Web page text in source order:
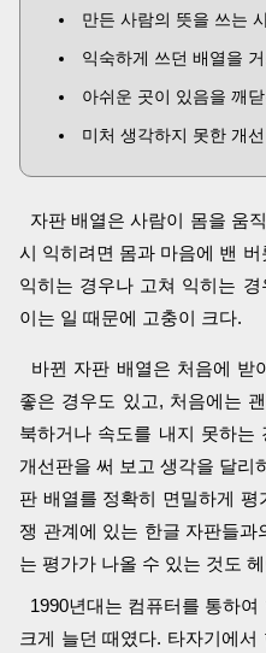
만든 사람의 뜻을 쓰는
익숙하게 쓰던 배열을
아쉬운 곳이 있음을 깨
미처 생각하지 못한 개
자판 배열은 사람이 몸을 움
시 익히려면 몸과 마음에 밴
익히는 경우나 고쳐 익히는
이는 일 때문에 고충이 크다.
바뀐 자판 배열은 처음에 받
좋은 경우도 있고, 처음에는
북하거나 속도를 내지 못하는
개선판을 써 보고 생각을 달리
판 배열를 정확히 면밀하게
쟁 관계에 있는 한글 자판들
는 평가가 나올 수 있는 것도
1990년대는 컴퓨터를 통하
크게 늘던 때였다. 타자기에